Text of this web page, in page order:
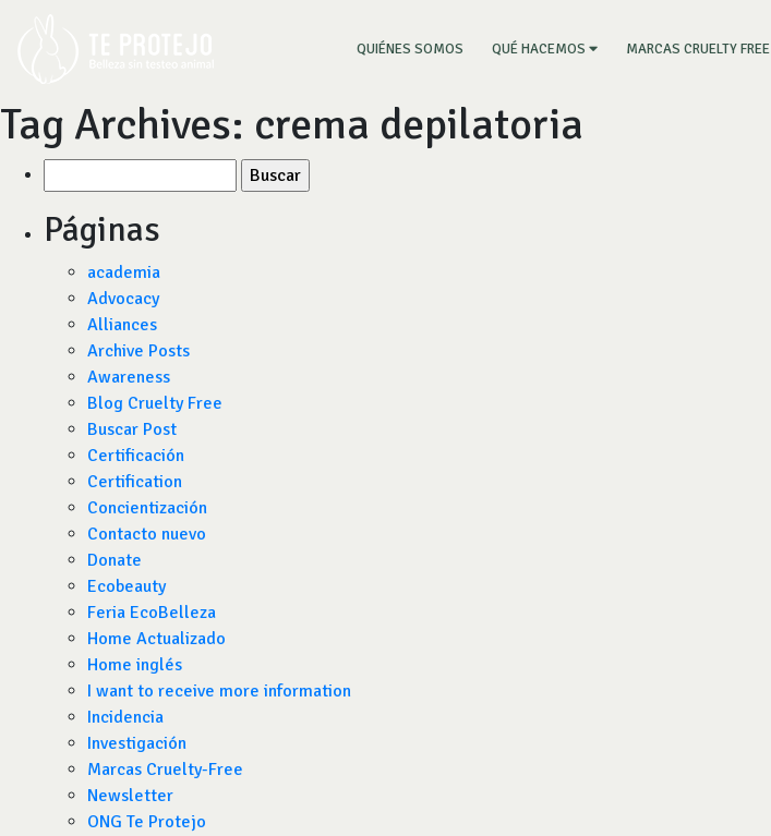
QUIÉNES SOMOS (CURRENT)
QUÉ HACEMOS MARCAS CRUELTY FREE
Tag Archives: crema depilatoria
por:
Páginas
academia
Advocacy
Alliances
Archive Posts
Awareness
Blog Cruelty Free
Buscar Post
Certificación
Certification
Concientización
Contacto nuevo
Donate
Ecobeauty
Feria EcoBelleza
Home Actualizado
Home inglés
I want to receive more information
Incidencia
Investigación
Marcas Cruelty-Free
Newsletter
ONG Te Protejo